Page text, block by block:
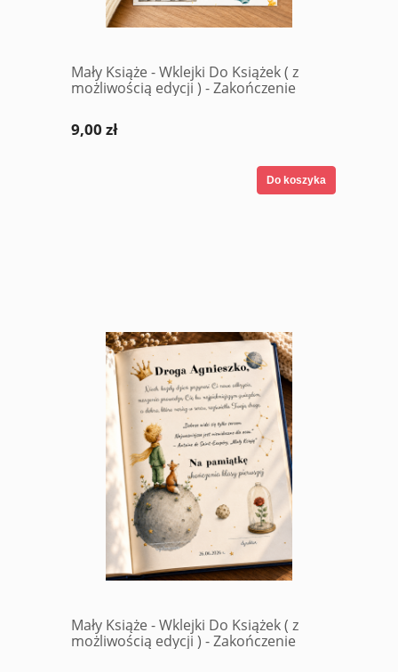
Mały Książe - Wklejki Do Książek ( z
możliwością edycji ) - Zakończenie
9,00 zł
Do koszyka
Mały Książe - Wklejki Do Książek ( z
możliwością edycji ) - Zakończenie